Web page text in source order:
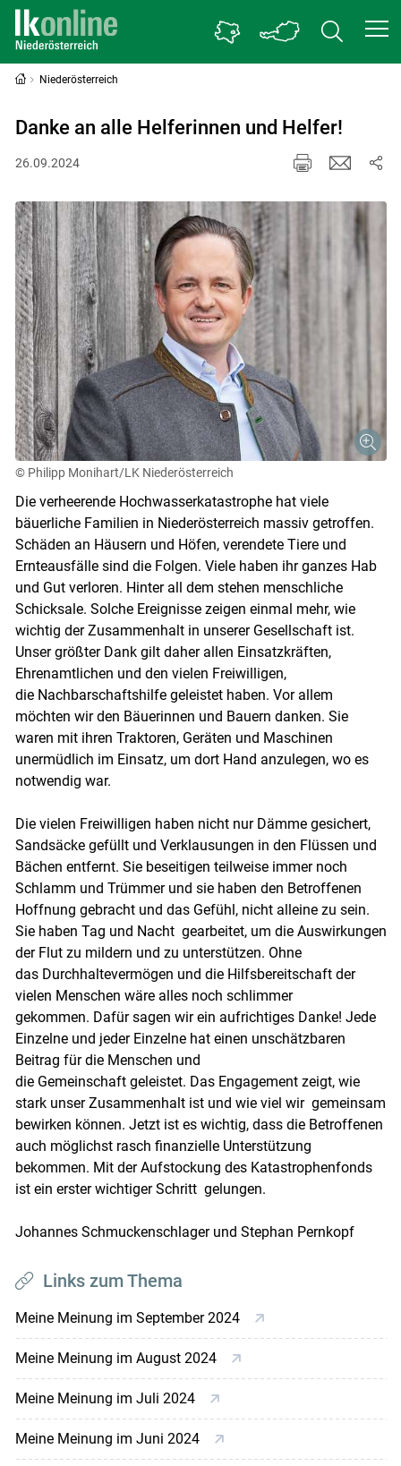
Niederösterreich
Danke an alle Helferinnen und Helfer!
26.09.2024
© Philipp Monihart/LK Niederösterreich
Die verheerende Hochwasserkatastrophe hat viele
bäuerliche Familien in Niederösterreich massiv getroffen.
Schäden an Häusern und Höfen, verendete Tiere und
Ernteausfälle sind die Folgen. Viele haben ihr ganzes Hab
und Gut verloren. Hinter all dem stehen menschliche
Schicksale. Solche Ereignisse zeigen einmal mehr, wie
wichtig der Zusammenhalt in unserer Gesellschaft ist.
Unser größter Dank gilt daher allen Einsatzkräften,
Ehrenamtlichen und den vielen Freiwilligen,
die Nachbarschaftshilfe geleistet haben. Vor allem
möchten wir den Bäuerinnen und Bauern danken. Sie
waren mit ihren Traktoren, Geräten und Maschinen
unermüdlich im Einsatz, um dort Hand anzulegen, wo es
notwendig war.
Die vielen Freiwilligen haben nicht nur Dämme gesichert,
Sandsäcke gefüllt und Verklausungen in den Flüssen und
Bächen entfernt. Sie beseitigen teilweise immer noch
Schlamm und Trümmer und sie haben den Betroffenen
Hoffnung gebracht und das Gefühl, nicht alleine zu sein.
Sie haben Tag und Nacht gearbeitet, um die Auswirkungen
der Flut zu mildern und zu unterstützen. Ohne
das Durchhaltevermögen und die Hilfsbereitschaft der
vielen Menschen wäre alles noch schlimmer
gekommen. Dafür sagen wir ein aufrichtiges Danke! Jede
Einzelne und jeder Einzelne hat einen unschätzbaren
Beitrag für die Menschen und
die Gemeinschaft geleistet. Das Engagement zeigt, wie
stark unser Zusammenhalt ist und wie viel wir gemeinsam
bewirken können. Jetzt ist es wichtig, dass die Betroffenen
auch möglichst rasch finanzielle Unterstützung
bekommen. Mit der Aufstockung des Katastrophenfonds
ist ein erster wichtiger Schritt gelungen.
Johannes Schmuckenschlager und Stephan Pernkopf
Links zum Thema
Meine Meinung im September 2024
Meine Meinung im August 2024
Meine Meinung im Juli 2024
Meine Meinung im Juni 2024